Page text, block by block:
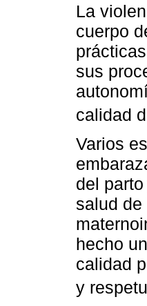
La
cuerpo
sus
calidad
Varios
del
salud
hecho
calidad
y